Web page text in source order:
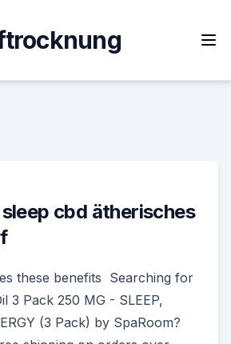
cbd ätherisches
these benefits Searching for
3 Pack 250 MG - SLEEP,
(3 Pack) by SpaRoom?